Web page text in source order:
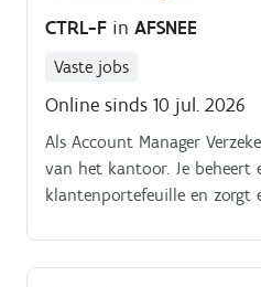
CTRL-F in AFSNEE
Vaste jobs
Online sinds 10 jul. 2026
Als Account Manager
van het kantoor. Je beheert
klantenportefeuille en zorgt
contacten die op zoek zijn